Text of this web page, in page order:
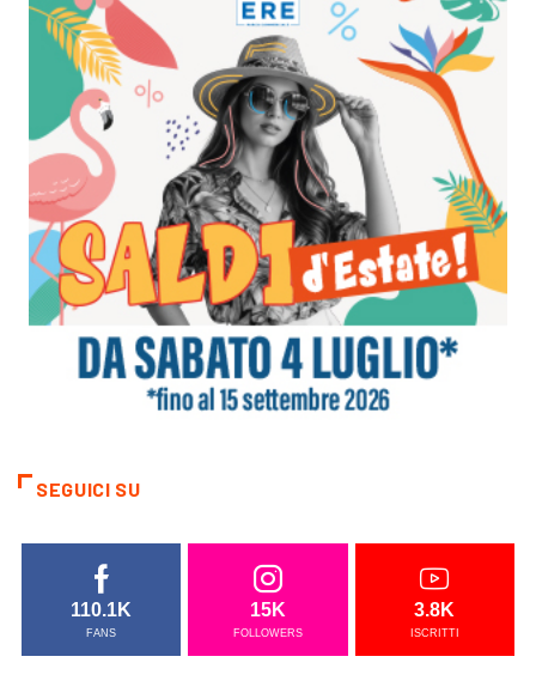
SEGUICI SU
110.1K
FANS
15K
FOLLOWERS
3.8K
ISCRITTI